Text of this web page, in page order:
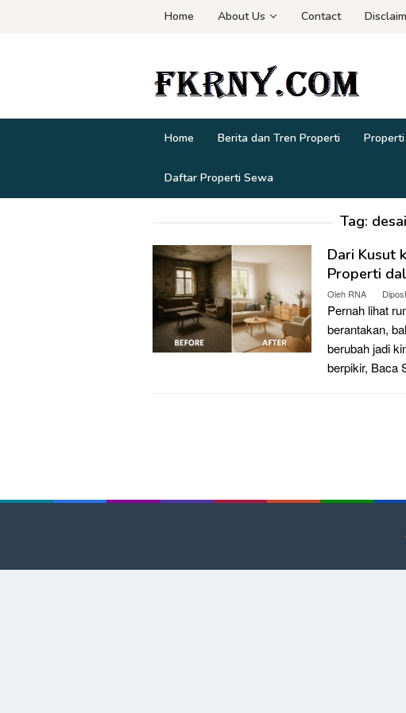
Home About Us Contact
Home Berita dan Tren Properti Properti
Daftar Properti Sewa
Tag:
Dari Kusut
Properti
Oleh RNA
Pernah lihat
berantakan,
berubah jadi
berpikir, Baca